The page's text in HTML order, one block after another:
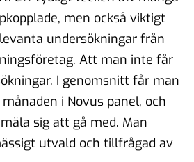
men också viktigt
undersökningar från
Att man inte får
I genomsnitt får man
i Novus panel, och
sig att gå med. Man
utvald och tillfrågad av